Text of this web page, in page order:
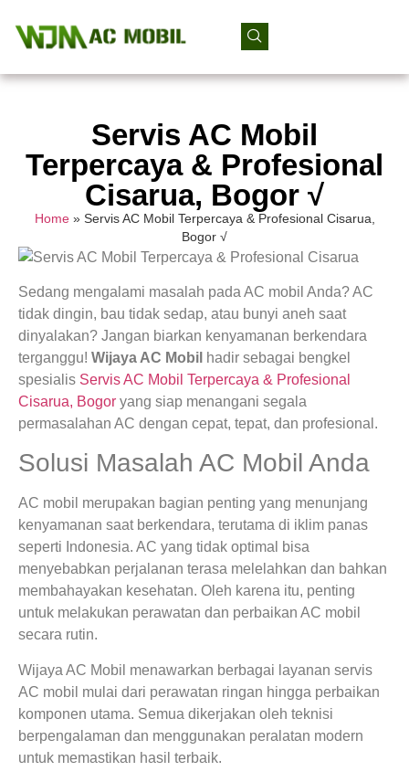
Servis AC Mobil
Terpercaya & Profesional
Cisarua, Bogor √
Home» Servis AC Mobil Terpercaya & Profesional Cisarua,
Bogor √
Sedang mengalami masalah pada AC mobil Anda? AC
tidak dingin, bau tidak sedap, atau bunyi aneh saat
dinyalakan? Jangan biarkan kenyamanan berkendara
terganggu! Wijaya AC Mobil hadir sebagai bengkel
spesialis Servis AC Mobil Terpercaya & Profesional
Cisarua, Bogor yang siap menangani segala
permasalahan AC dengan cepat, tepat, dan profesional.
Solusi Masalah AC Mobil Anda
AC mobil merupakan bagian penting yang menunjang
kenyamanan saat berkendara, terutama di iklim panas
seperti Indonesia. AC yang tidak optimal bisa
menyebabkan perjalanan terasa melelahkan dan bahkan
membahayakan kesehatan. Oleh karena itu, penting
untuk melakukan perawatan dan perbaikan AC mobil
secara rutin.
Wijaya AC Mobil menawarkan berbagai layanan servis
AC mobil mulai dari perawatan ringan hingga perbaikan
komponen utama. Semua dikerjakan oleh teknisi
berpengalaman dan menggunakan peralatan modern
untuk memastikan hasil terbaik.